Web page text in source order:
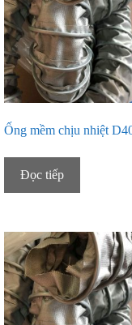
Ống mềm chịu nhiệt
Đọc tiếp